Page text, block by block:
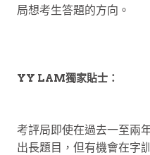
局想考生答題的方向。
YY LAM獨家貼士：
考評局即使在過去一至兩
出長題目，但有機會在字